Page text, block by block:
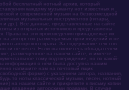
бесплатный нотный архив, который
каждому музыканту нот известных и
и современной музыки на безвозмездной
музыкальных инструментов (гитары,
и др.). Все данные, представленные на сайте
из открытых источников и представлены
Права на эти произведения принадлежат их
на авторство размещаемых произведений и не
авторского права. За содержание текстов
не несет. Если вы являетесь обладателем
размещенное на нашем сайте, и имеете
тому подтверждение, но по какой-
информация о нём была доступна нашим
напишите нам на почтовый ящик
форме) с указанием автора, названия,
то ноты классической музыки, песен, нотный
на нашем сайте и прикрепите к письму копии
владение авторскими правами. В случае